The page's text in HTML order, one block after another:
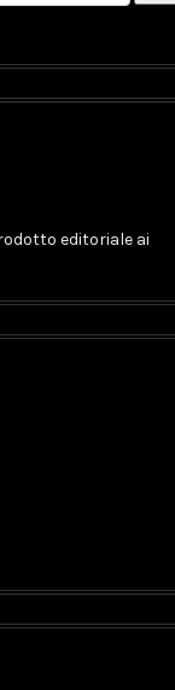
editoriale ai